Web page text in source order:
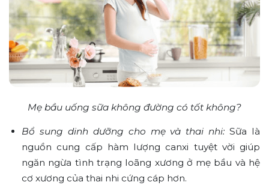
Mẹ bầu uống sữa không đường có tốt không?
Bổ sung dinh dưỡng cho mẹ và thai nhi: Sữa là
nguồn cung cấp hàm lượng canxi tuyệt vời giúp
ngăn ngừa tình trạng loãng xương ở mẹ bầu và hệ
cơ xương của thai nhi cứng cáp hơn.